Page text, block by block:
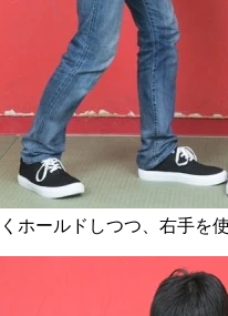
くホールドしつつ、右手を